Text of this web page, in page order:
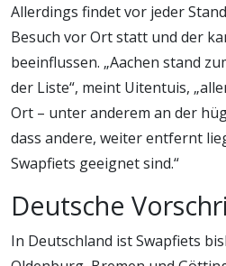
Allerdings findet vor jeder
Besuch vor Ort statt und der
beeinflussen. „Aachen stand
der Liste“, meint Uitentuis,
Ort – unter anderem an der
dass andere, weiter entfernt
Swapfiets geeignet sind.“
Deutsche
In Deutschland ist Swapfiets